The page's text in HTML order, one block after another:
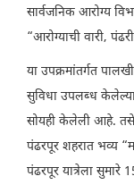
सार्वजनिक आरोग्य
“आरोग्याची वारी,
या उपक्रमांतर्गत
सुविधा उपलब्ध केलेल्या
सोयही केलेली आहे.
पंढरपूर शहरात भव्य
पंढरपूर यात्रेला